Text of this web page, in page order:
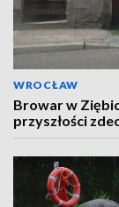
WROCŁAW
Browar w
przyszłości